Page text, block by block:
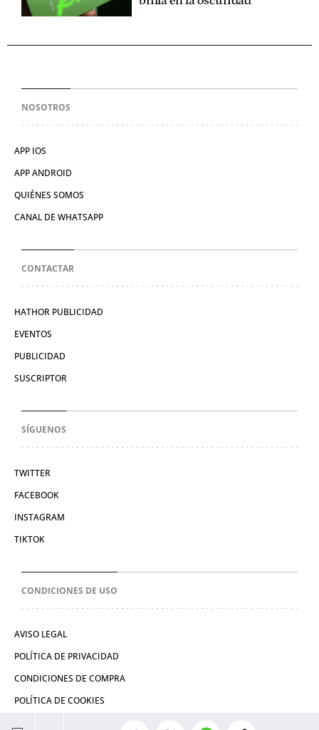
NOSOTROS
APP IOS
APP ANDROID
QUIÉNES SOMOS
CANAL DE WHATSAPP
CONTACTAR
HATHOR PUBLICIDAD
EVENTOS
PUBLICIDAD
SUSCRIPTOR
SÍGUENOS
TWITTER
FACEBOOK
INSTAGRAM
TIKTOK
CONDICIONES DE USO
AVISO LEGAL
POLÍTICA DE PRIVACIDAD
CONDICIONES DE COMPRA
POLÍTICA DE COOKIES